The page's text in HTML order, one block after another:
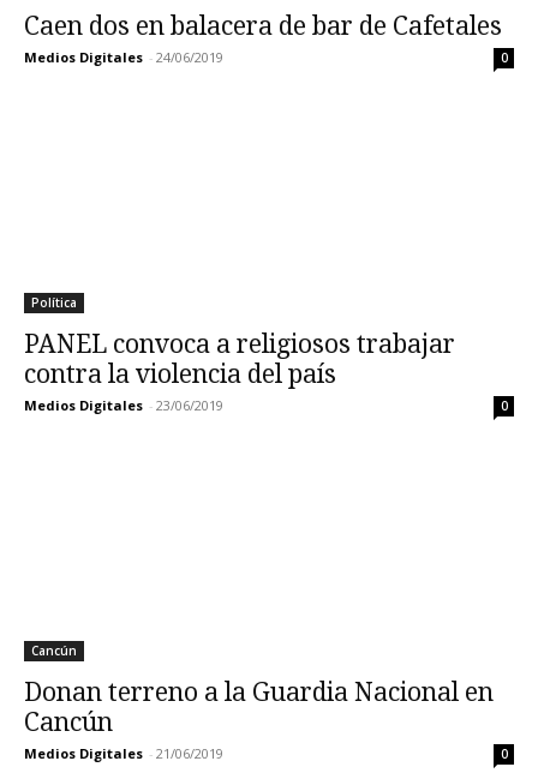
Caen dos en balacera de bar de Cafetales
Medios Digitales - 24/06/2019 0
Política
PANEL convoca a religiosos trabajar
contra la violencia del país
Medios Digitales - 23/06/2019 0
Cancún
Donan terreno a la Guardia Nacional en
Cancún
Medios Digitales - 21/06/2019 0